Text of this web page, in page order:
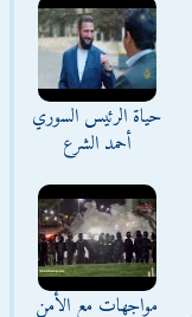
حياة الرئيس السوري
أحمد الشرع
مواجهات مع الأمن